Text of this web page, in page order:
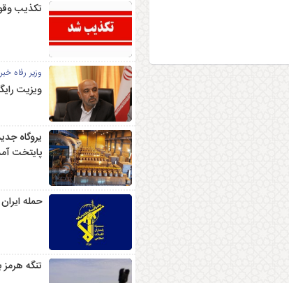
تکذیب
وزیر رفاه
ویزیت رایگان
یروگاه
پایتخت
حمله ایران به ۱۸ هدف ارتش
تنگه